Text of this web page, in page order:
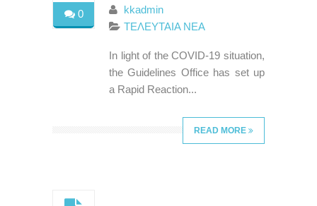
0
kkadmin
ΤΕΛΕΥΤΑΙΑ ΝΕΑ
In light of the COVID-19 situation,
the Guidelines Office has set up
a Rapid Reaction...
READ MORE